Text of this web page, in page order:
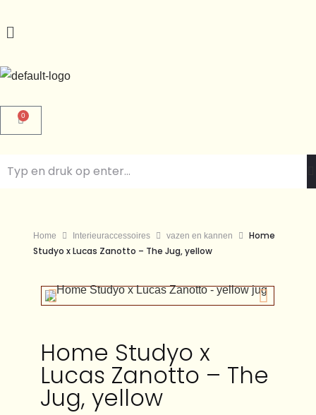
0
Home Interieuraccessoires vazen en kannen
Home
Studyo x Lucas Zanotto – The Jug, yellow
Home Studyo x
Lucas Zanotto – The
Jug, yellow